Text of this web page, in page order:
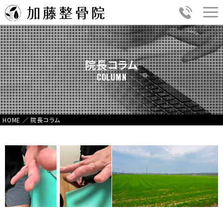
院長コラム
COLUMN
HOME ／ 院長コラム